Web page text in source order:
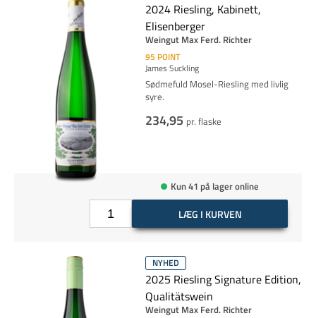
2024 Riesling, Kabinett,
Elisenberger
Weingut Max Ferd. Richter
95 POINT
James Suckling
Sødmefuld Mosel-Riesling med livlig
syre.
234,95 pr. flaske
Kun 41 på lager online
LÆG I KURVEN
NYHED
2025 Riesling Signature Edition,
Qualitätswein
Weingut Max Ferd. Richter